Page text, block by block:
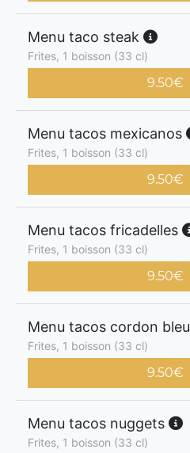
Menu taco steak
Frites, 1 boisson (33 cl)
9.50€
Menu tacos mexicanos
Frites, 1 boisson (33 cl)
9.50€
Menu tacos fricadelles
Frites, 1 boisson (33 cl)
9.50€
Menu tacos cordon bleu
Frites, 1 boisson (33 cl)
9.50€
Menu tacos nuggets
Frites, 1 boisson (33 cl)